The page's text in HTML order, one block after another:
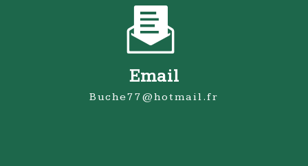
Email
buche77@hotmail.fr